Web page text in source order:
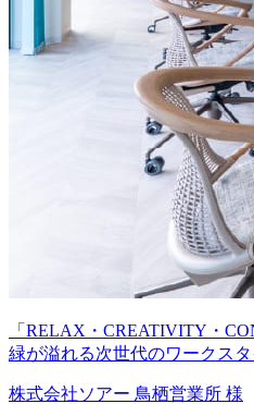
「RELAX・CREATIVITY・
緑が溢れる次世代のワークス
株式会社ソアー 鳥栖営業所 様